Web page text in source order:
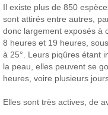
Il existe plus de 850
sont attirés entre autres,
donc largement exposés à
8 heures et 19 heures,
à 25°. Leurs piqûres étant
la peau, elles peuvent se
heures, voire plusieurs
Elles sont très actives, de